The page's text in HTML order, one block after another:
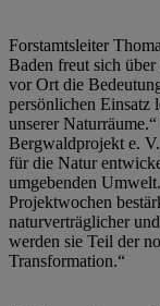
Forstamtsleiter
Baden freut sich
vor Ort die
persönlichen Einsatz
unserer
Bergwaldprojekt e.
für die Natur
umgebenden
Projektwochen
naturverträglicher
werden sie Teil der
Transformation.“